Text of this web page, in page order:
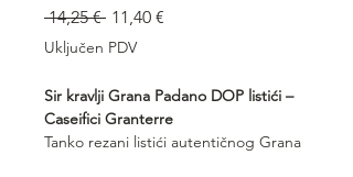
14,25 € Redovna
cijena
11,40 €
Uključen PDV
Sir kravlji Grana Padano DOP listići –
Caseifici Granterre
Tanko rezani listići autentičnog Grana